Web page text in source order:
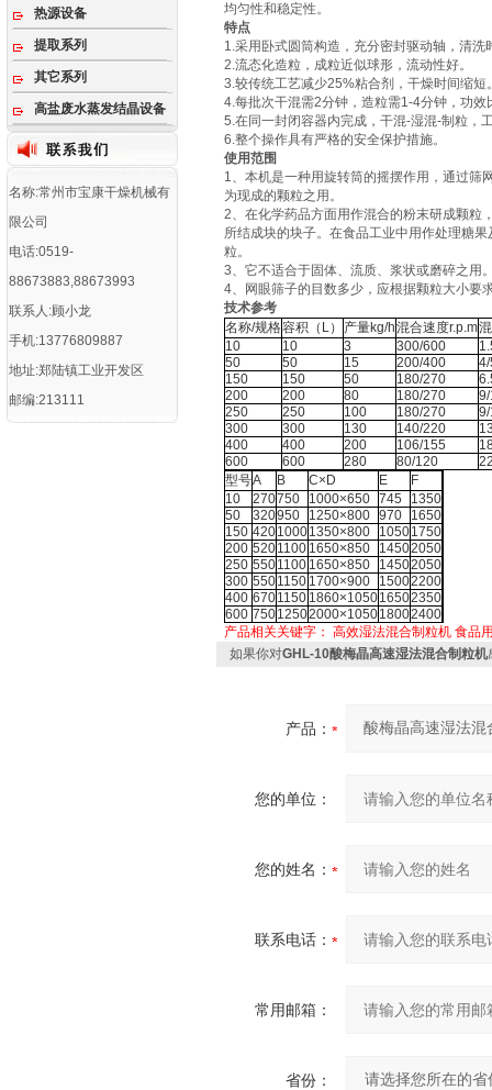
热源设备
提取系列
其它系列
高盐废水蒸发结晶设备
名称:常州市宝康干燥机械有
限公司
电话:0519-
88673883,88673993
联系人:顾小龙
手机:13776809887
地址:郑陆镇工业开发区
邮编:213111
均匀性和稳定性。
特点
1.采用卧式圆筒构造，充分密封驱动轴，清洗
2.流态化造粒，成粒近似球形，流动性好。
3.较传统工艺减少25%粘合剂，干燥时间缩短
4.每批次干混需2分钟，造粒需1-4分钟，功效
5.在同一封闭容器内完成，干混-湿混-制粒，
6.整个操作具有严格的安全保护措施。
使用范围
1、本机是一种用旋转筒的摇摆作用，通过筛
为现成的颗粒之用。
2、在化学药品方面用作混合的粉末研成颗粒
所结成块的块子。在食品工业中用作处理糖
粒。
3、它不适合于固体、流质、浆状或磨碎之用
4、网眼筛子的目数多少，应根据颗粒大小要
技术参考
名称/规格容积（L） 产量kg/h混合速度r.p.m
10
10 3 300/600
50
50 15 200/400
4/
150
150 50 180/270
200
200 80 180/270
9/
250
250 100 180/270
9/
300
300 130 140/220
400
400 200 106/155
600
600 280 80/120
型号A B C×D E
F
10
270750 1000×650 745
1350
50
320950 1250×800 970
1650
150 42010001350×800 10501750
200 5201100 1650×850 14502050
250 5501100 1650×850 14502050
300 5501150 1700×900 15002200
400 6701150 1860×105016502350
600 75012502000×105018002400
产品相关关键字： 高效湿法混合制粒机 食品
如果你对GHL-10酸梅晶高速湿法混合制粒机
产品：
您的单位：
您的姓名：
联系电话：
常用邮箱：
省份：